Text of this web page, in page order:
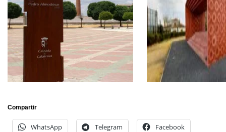
Compartir
WhatsApp Telegram Facebook